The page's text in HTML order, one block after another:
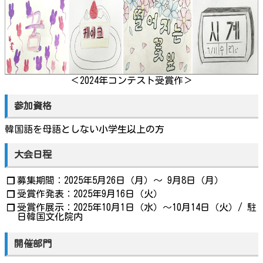
＜2024年コンテスト受賞作＞
参加資格
韓国語を母語としない小学生以上の方
大会日程
❐ 募集期間：2025年5月26日（月）～ 9月8日（月）
❐ 受賞作発表：2025年9月16日（火）
❐ 受賞作展示：2025年10月1日（水）～10月14日（火）/ 駐
日韓国文化院内
開催部門